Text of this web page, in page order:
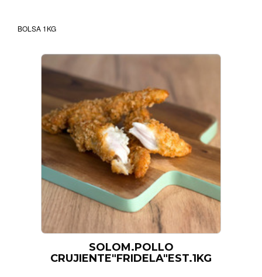
BOLSA 1KG
SOLOM.POLLO
CRUJIENTE"FRIDELA"EST.1KG